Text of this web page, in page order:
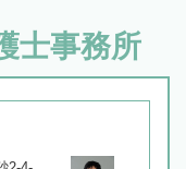
士事務所